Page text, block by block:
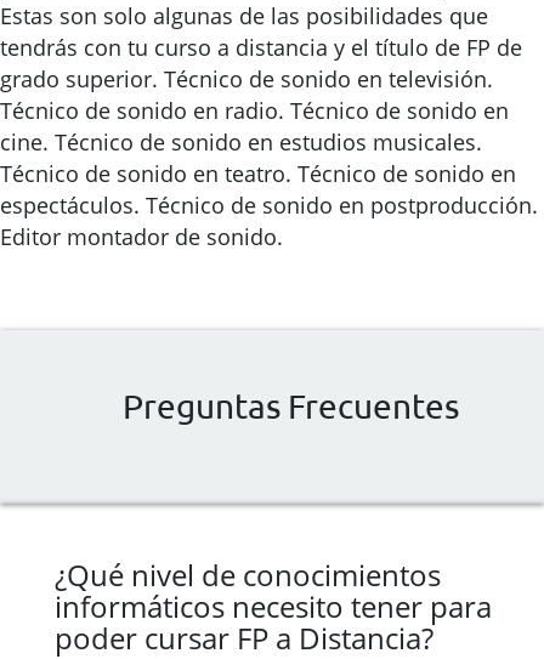
Estas son solo algunas de las posibilidades que
tendrás con tu curso a distancia y el título de FP de
grado superior. Técnico de sonido en televisión.
Técnico de sonido en radio. Técnico de sonido en
cine. Técnico de sonido en estudios musicales.
Técnico de sonido en teatro. Técnico de sonido en
espectáculos. Técnico de sonido en postproducción.
Editor montador de sonido.
Preguntas Frecuentes
¿Qué nivel de conocimientos
informáticos necesito tener para
poder cursar FP a Distancia?